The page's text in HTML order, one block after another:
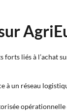
forts liés à l’achat
à un réseau
opérationnelle